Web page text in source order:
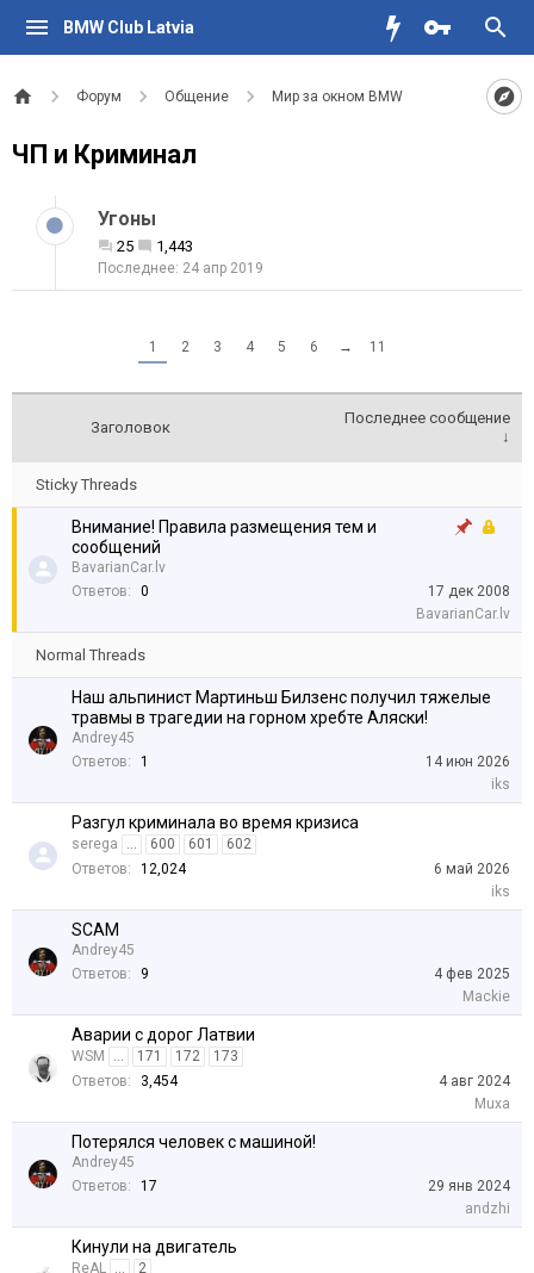
BMW Club Latvia
Форум Общение Мир за окном BMW
ЧП и Криминал
Угоны
25 1,443
24 апр 2019
1 2 3 4 5 6 → 11
Заголовок
Последнее сообщение
↓
Sticky Threads
Внимание! Правила размещения тем и
сообщений
BavarianCar.lv
Ответов:
0
17 дек 2008
BavarianCar.lv
Normal Threads
Наш альпинист Мартиньш Билзенс получил тяжелые
травмы в трагедии на горном хребте Аляски!
Andrey45
Ответов:
1
14 июн 2026
iks
Разгул криминала во время кризиса
serega ... 600 601
602
Ответов:
12,024
6 май 2026
iks
SCAM
Andrey45
Ответов:
9
4 фев 2025
Mackie
Аварии с дорог Латвии
WSM ... 171 172
173
Ответов:
3,454
4 авг 2024
Muxa
Потерялся человек с машиной!
Andrey45
Ответов:
17
29 янв 2024
аndzhi
Кинули на двигатель
ReAL ...
2